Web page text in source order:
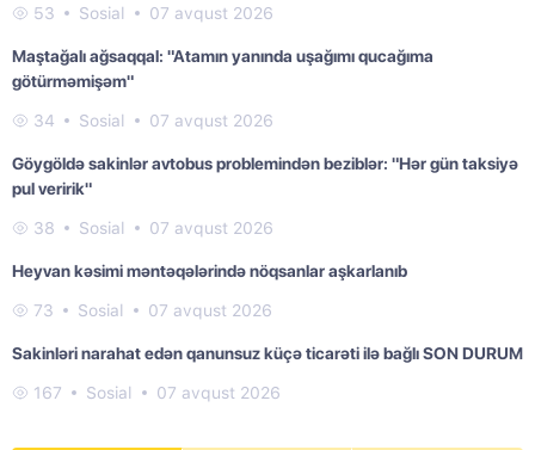
53 Sosial 07 avqust 2026
Maştağalı ağsaqqal: "Atamın yanında uşağımı qucağıma
götürməmişəm"
34 Sosial 07 avqust 2026
Göygöldə sakinlər avtobus problemindən beziblər: "Hər gün taksiyə
pul veririk"
38 Sosial 07 avqust 2026
Heyvan kəsimi məntəqələrində nöqsanlar aşkarlanıb
73 Sosial 07 avqust 2026
Sakinləri narahat edən qanunsuz küçə ticarəti ilə bağlı SON DURUM
167 Sosial 07 avqust 2026